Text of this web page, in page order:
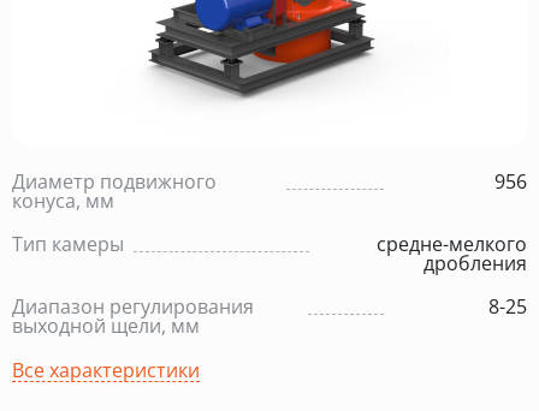
Диаметр подвижного
конуса, мм
956
Тип камеры средне-мелкого
дробления
Диапазон регулирования
выходной щели, мм
8-25
Все характеристики